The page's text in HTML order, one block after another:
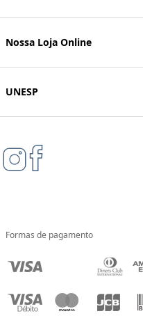
Nossa Loja Online
UNESP
Formas de pagamento